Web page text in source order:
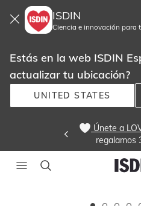
ISDIN
Ciencia e innovación para
Estás en la web ISDIN
actualizar tu ubicación?
UNITED STATES
Únete a
regalamos